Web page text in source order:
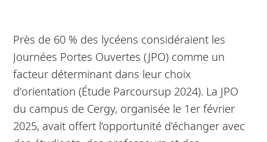
Près de 60 % des lycéens considéraient les
Journées Portes Ouvertes (JPO) comme un
facteur déterminant dans leur choix
d'orientation (Étude Parcoursup 2024). La JPO
du campus de Cergy, organisée le 1er février
2025, avait offert l’opportunité d’échanger avec